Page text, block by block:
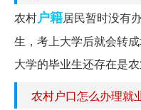
农村户籍居民暂时没有
生，考上大学后就会转
大学的毕业生还存在是农
农村户口怎么办理就